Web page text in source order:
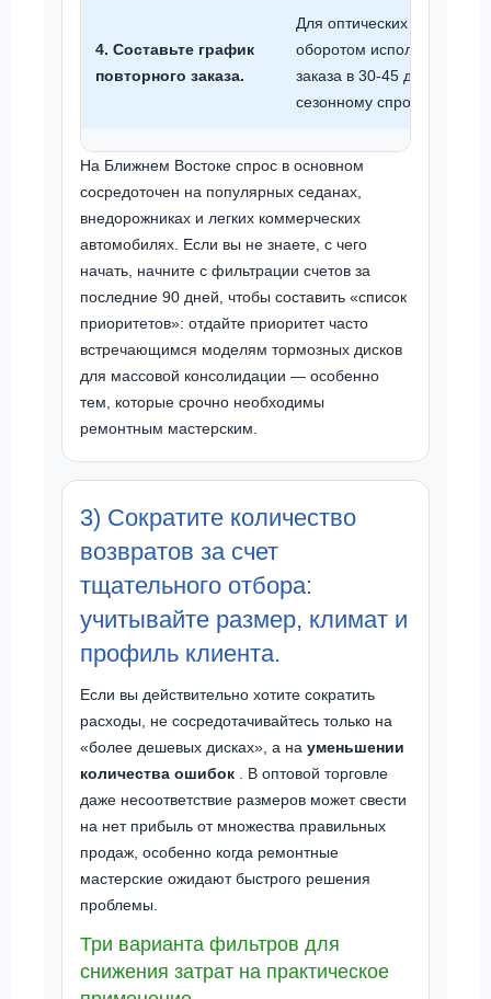
4. Составьте график
повторного заказа.
Для оптических дисков с
оборотом используется
заказа в 30-45 дней,
сезонному спросу.
На Ближнем Востоке спрос в основном
сосредоточен на популярных седанах,
внедорожниках и легких коммерческих
автомобилях. Если вы не знаете, с чего
начать, начните с фильтрации счетов за
последние 90 дней, чтобы составить «список
приоритетов»: отдайте приоритет часто
встречающимся моделям тормозных дисков
для массовой консолидации — особенно
тем, которые срочно необходимы
ремонтным мастерским.
3) Сократите количество
возвратов за счет
тщательного отбора:
учитывайте размер, климат и
профиль клиента.
Если вы действительно хотите сократить
расходы, не сосредотачивайтесь только на
«более дешевых дисках», а на уменьшении
количества ошибок . В оптовой торговле
даже несоответствие размеров может свести
на нет прибыль от множества правильных
продаж, особенно когда ремонтные
мастерские ожидают быстрого решения
проблемы.
Три варианта фильтров для
снижения затрат на практическое